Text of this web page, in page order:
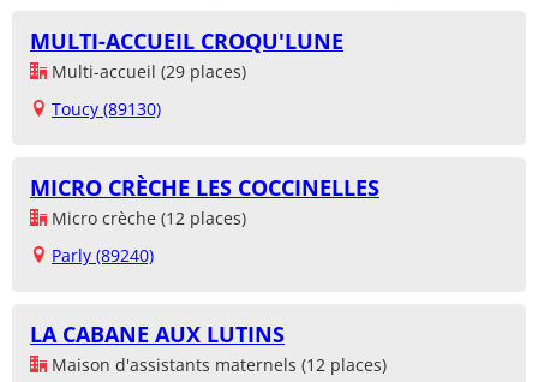
MULTI-ACCUEIL CROQU'LUNE
Multi-accueil (29 places)
Toucy (89130)
MICRO CRÈCHE LES COCCINELLES
Micro crèche (12 places)
Parly (89240)
LA CABANE AUX LUTINS
Maison d'assistants maternels (12 places)